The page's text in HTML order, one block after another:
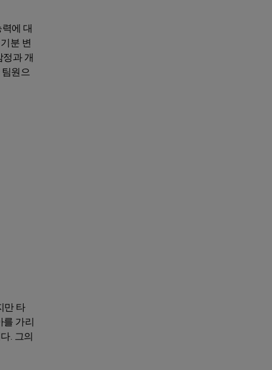
에 대
분 변
과 개
원으
만 타
를 가리
. 그의